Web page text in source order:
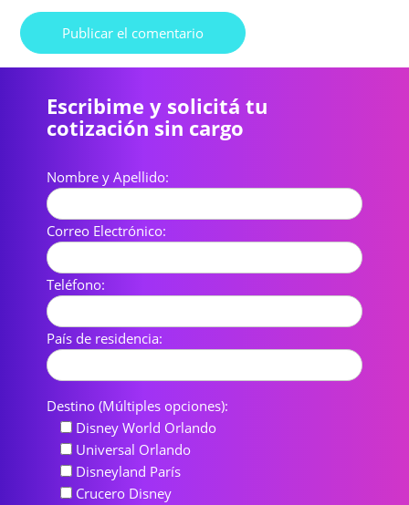
Escribime y solicitá tu
cotización sin cargo
Nombre y Apellido:
Correo Electrónico:
Teléfono:
País de residencia:
Destino (Múltiples opciones):
Disney World Orlando
Universal Orlando
Disneyland París
Crucero Disney